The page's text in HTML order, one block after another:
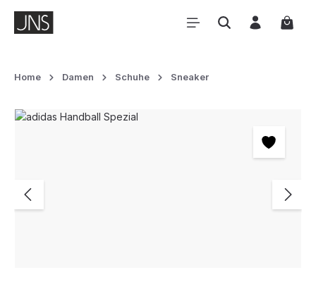
Zum Hauptinhalt springen
Home Damen Schuhe Sneaker
Bildergalerie überspringen